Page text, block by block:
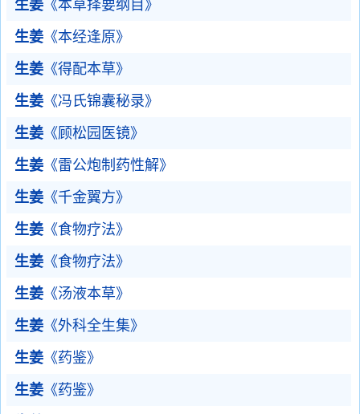
生姜 《本草择要纲目》
生姜 《本经逢原》
生姜 《得配本草》
生姜 《冯氏锦囊秘录》
生姜 《顾松园医镜》
生姜 《雷公炮制药性解》
生姜 《千金翼方》
生姜 《食物疗法》
生姜 《食物疗法》
生姜 《汤液本草》
生姜 《外科全生集》
生姜 《药鉴》
生姜 《药鉴》